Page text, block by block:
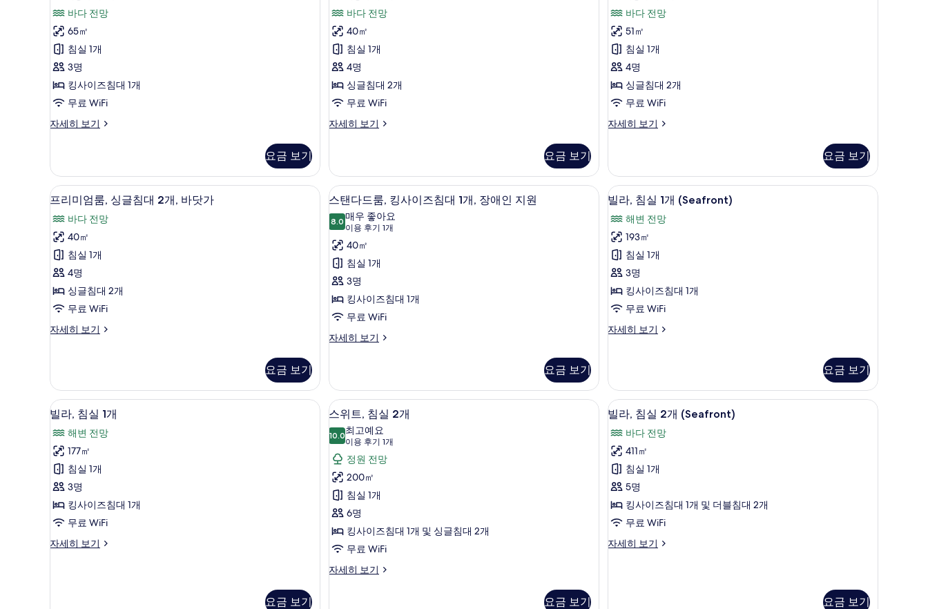
망
사
진
모
두
보
기
대
개,
바
다
망
자
히
사
진
모
두
보
기
대
개,
바
닷
자
세
보
두
보
기
대
개
자
세
보
기
스
위
트,
킹
사
이
즈
1
개
진
모
두
보
기
용
후
기
개)
바다 전망
65㎡
침실 1개
3명
킹사이즈침대 1개
무료 WiFi
자세히 보기
주
위
트,
킹
이
즈
침
대
개
자
세
보
요금 보기
드
룸,
싱
글
침
대
2
다
전
망
사
진
모
두
보
기
용
후
기
개)
바다 전망
40㎡
침실 1개
4명
싱글침대 2개
무료 WiFi
자세히 보기
스
룸,
싱
글
대
개,
바
다
전
망
세
히
보
요금 보기
엄
룸,
싱
글
침
대
2
다
전
망
사
진
모
두
보
기
용
후
기
2
개)
바다 전망
51㎡
침실 1개
4명
싱글침대 2개
무료 WiFi
자세히 보기
프
룸,
싱
글
대
2
개,
바
다
전
망
자
히
요금 보기
프
미
엄
룸,
싱
글
대
바
닷
가
사
진
모
두
보
기
프리미엄룸, 싱글침대 2개, 바닷가 | 고급 침구, 메모리폼 침대, 미니바, 책상
5
프리미엄룸, 싱글침대 2개, 바닷가
바다 전망
40㎡
침실 1개
4명
싱글침대 2개
무료 WiFi
자세히 보기
프
싱
글
침
대
2
개,
바
닷
가
자
히
보
기
요금 보기
스
탠
다
드
룸,
킹
사
이
즈
1
개,
장
애
인
지
원
사
진
모
두
고급 침구, 메모리폼 침대, 미니바, 책상
4
스탠다드룸, 킹사이즈침대 1개, 장애인 지원
8.08.0점 만점 중 10점
매우 좋아요
이용 후기 1개
(이
용
후
기
1
개)
40㎡
침실 1개
3명
킹사이즈침대 1개
무료 WiFi
자세히 보기
스
룸,
킹
사
즈
대
개,
장
애
지
원
세
요금 보기
빌
침
실
개
(Seafront)
사
진
보
기
빌라, 침실 1개 (Seafront) | 고급 침구, 메모리
4
빌라, 침실 1개 (Seafront)
해변 전망
193㎡
침실 1개
3명
킹사이즈침대 1개
무료 WiFi
자세히 보기
빌
개
(Seafront)
자
세
히
보
기
요금 보기
빌
침
실
개
사
진
모
빌라, 침실 1개 | 고급 침구, 메모리폼 침대, 미니바, 책상
6
빌라, 침실 1개
해변 전망
177㎡
침실 1개
3명
킹사이즈침대 1개
무료 WiFi
자세히 보기
빌
요금 보기
스
위
트,
침
실
2
개
사
진
모
스위트, 침실 2개 | 고급 침구, 메모리폼 침대, 미니바, 책상
5
스위트, 침실 2개
10.010.0점 만점 중 10점
최고예요
이용 후기 1개
(이
용
후
기
개)
정원 전망
200㎡
침실 1개
6명
킹사이즈침대 1개 및 싱글침대 2개
무료 WiFi
자세히 보기
스
요금 보기
빌
침
실
2
개
(Seafront)
사
진
빌라, 침실 2개 (Seafront) | 고급 침구, 메모리
10
빌라, 침실 2개 (Seafront)
바다 전망
411㎡
침실 1개
5명
킹사이즈침대 1개 및 더블침대 2개
무료 WiFi
자세히 보기
빌
요금 보기